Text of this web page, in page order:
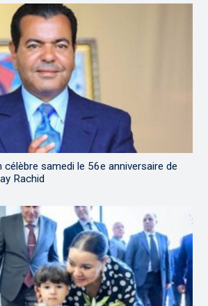
célèbre samedi le 56e anniversaire de
Rachid